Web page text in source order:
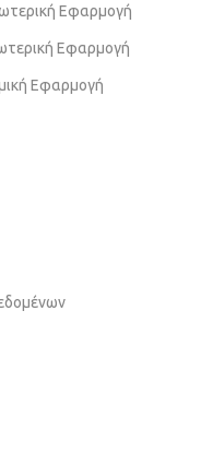
Εφαρμογή
Εφαρμογή
Εφαρμογή